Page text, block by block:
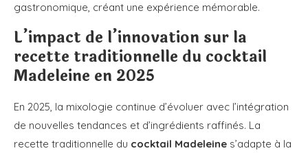
gastronomique, créant une expérience mémorable.
L’impact de l’innovation sur la
recette traditionnelle du cocktail
Madeleine en 2025
En 2025, la mixologie continue d’évoluer avec l’intégration
de nouvelles tendances et d’ingrédients raffinés. La
recette traditionnelle du cocktail Madeleine s’adapte à la